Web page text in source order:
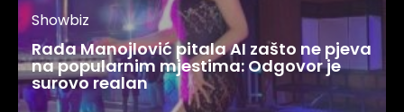
Showbiz
Rada Manojlović pitala AI zašto ne pjeva
na popularnim mjestima: Odgovor je
surovo realan